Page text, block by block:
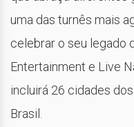
uma das turnês mais
celebrar o seu legado
Entertainment e Live
incluirá 26 cidades
Brasil.